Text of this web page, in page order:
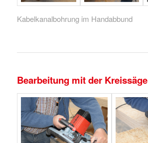
Kabelkanalbohrung im Handabbund
Bearbeitung mit der Kreissäge